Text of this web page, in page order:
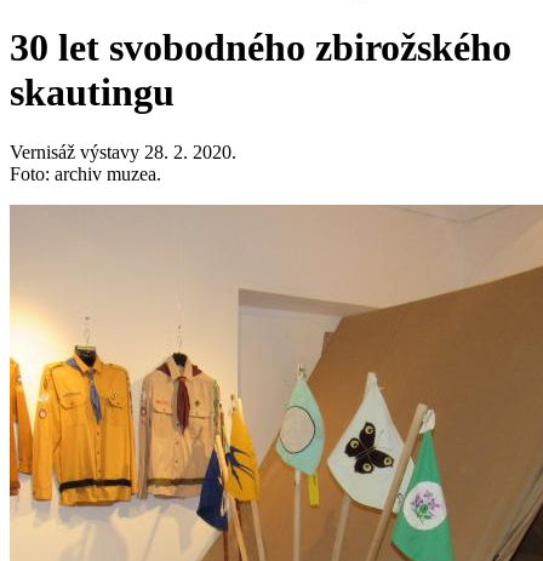
30 let svobodného zbirožského
skautingu
Vernisáž výstavy 28. 2. 2020.
Foto: archiv muzea.